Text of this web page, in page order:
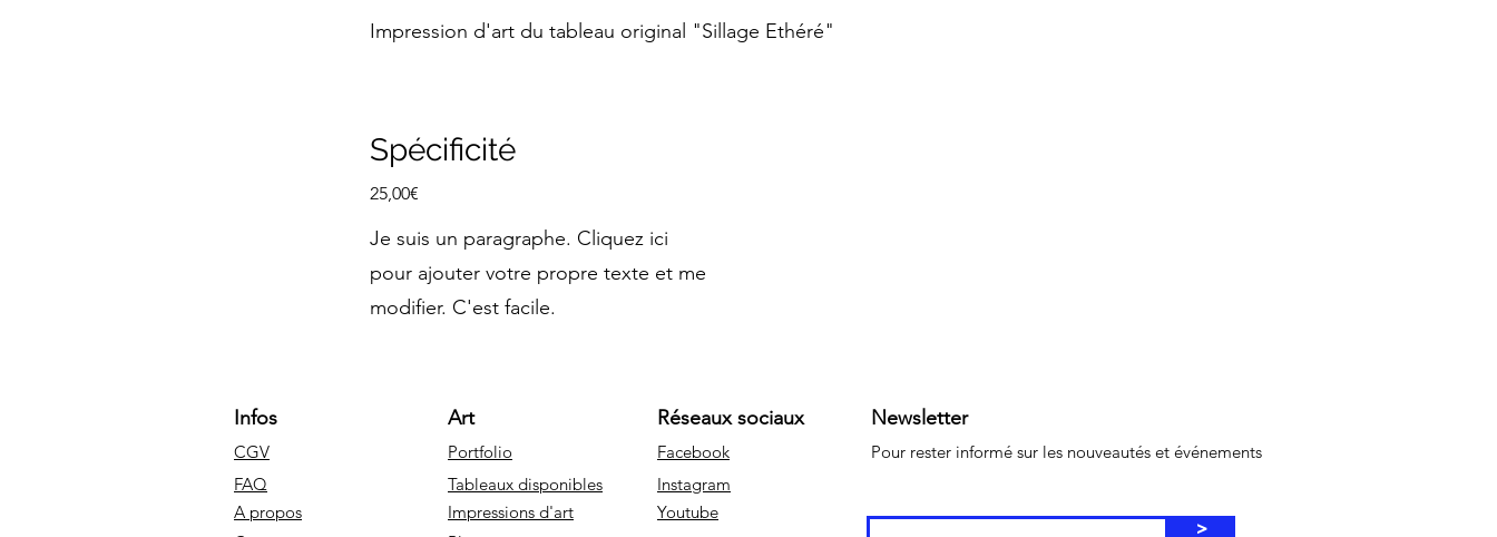
Impression d'art du tableau original "Sillage Ethéré"
Spécificité
25,00€
Je suis un paragraphe. Cliquez ici
pour ajouter votre propre texte et me
modifier. C'est facile.
Infos Art Réseaux sociaux Newsletter
CGV Portfolio Facebook
Pour rester informé sur les nouveautés et événements
FAQ
A propos
Tableaux disponibles
Instagram
Impressions d'art
>
Youtube